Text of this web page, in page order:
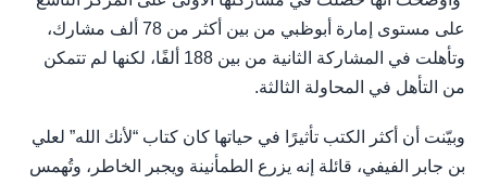
على مستوى إمارة أبوظبي من بين أكثر من 78 ألف مشارك،
وتأهلت في المشاركة الثانية من بين 188 ألفًا، لكنها لم تتمكن
من التأهل في المحاولة الثالثة.
وبيّنت أن أكثر الكتب تأثيرًا في حياتها كان كتاب “لأنك الله” لعلي
بن جابر الفيفي، قائلة إنه يزرع الطمأنينة ويجبر الخاطر، وتُهمس